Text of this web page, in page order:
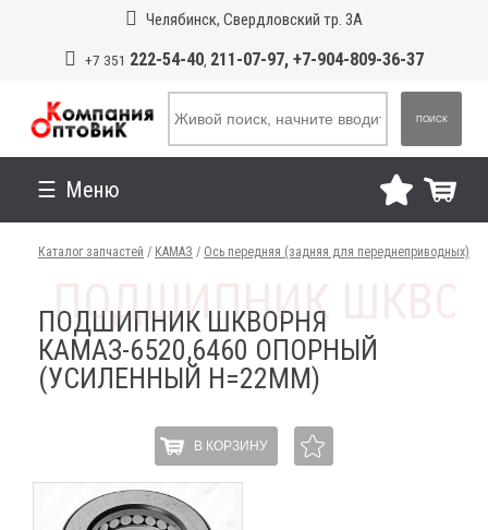
Челябинск, Свердловский тр. 3А
+7 351 222-54-40, 211-07-97, +7-904-809-36-37
ПОИСК
Меню
Каталог запчастей / КАМАЗ / Ось передняя (задняя для переднеприводных)
ПОДШИПНИК ШКВОРНЯ
КАМАЗ-6520,6460 ОПОРНЫЙ
(УСИЛЕННЫЙ H=22ММ)
В КОРЗИНУ